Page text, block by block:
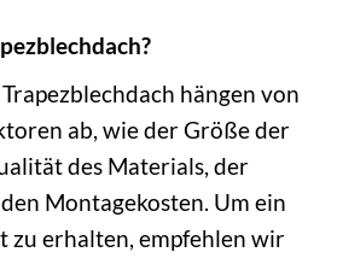
hängen von
ab, wie der Größe der
des Materials, der
Montagekosten. Um ein
zu erhalten, empfehlen wir